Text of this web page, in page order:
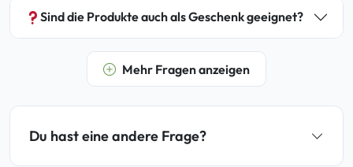
Sind die Produkte auch als Geschenk geeignet?
Mehr Fragen anzeigen
Du hast eine andere Frage?